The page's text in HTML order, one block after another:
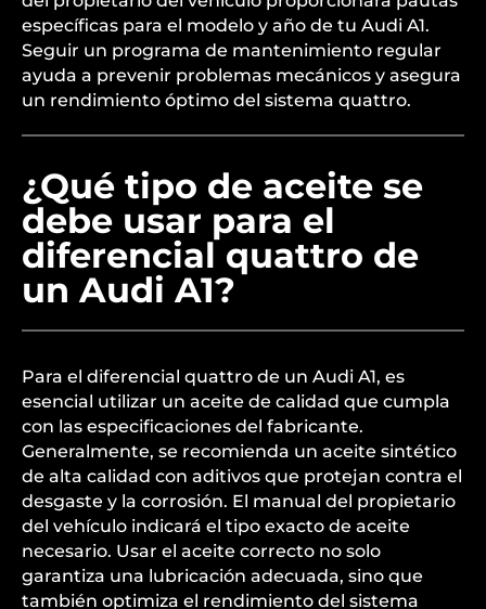
específicas para el modelo y año de tu Audi A1.
Seguir un programa de mantenimiento regular
ayuda a prevenir problemas mecánicos y asegura
un rendimiento óptimo del sistema quattro.
¿Qué tipo de aceite se
debe usar para el
diferencial quattro de
un Audi A1?
Para el diferencial quattro de un Audi A1, es
esencial utilizar un aceite de calidad que cumpla
con las especificaciones del fabricante.
Generalmente, se recomienda un aceite sintético
de alta calidad con aditivos que protejan contra el
desgaste y la corrosión. El manual del propietario
del vehículo indicará el tipo exacto de aceite
necesario. Usar el aceite correcto no solo
garantiza una lubricación adecuada, sino que
también optimiza el rendimiento del sistema